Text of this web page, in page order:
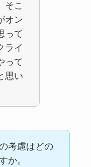
そこ
オン
って
ライ
って
思い
考慮はどの
か。